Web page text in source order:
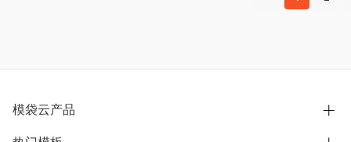
模袋云产品